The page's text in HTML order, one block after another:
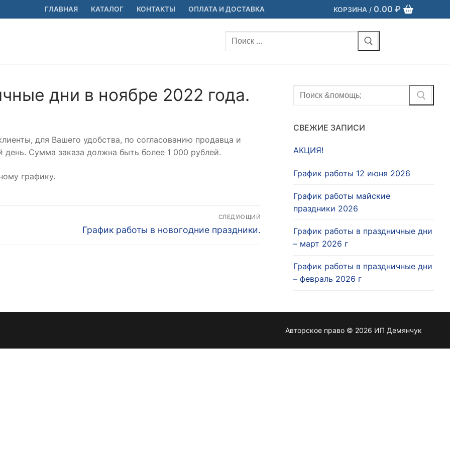
ГЛАВНАЯ КАТАЛОГ КОНТАКТЫ ОПЛАТА И ДОСТАВКА КОРЗИНА / 0.00 ₽
Найти:
дни в ноябре 2022 года.
для Вашего удобства, по согласованию продавца и
день. Сумма заказа должна быть более 1 000 рублей.
графику.
СЛЕДУЮЩИЙ
Следующая
График работы в новогодние праздники.
Найти:
СВЕЖИЕ ЗАПИСИ
АКЦИЯ!
График работы 12 июня 2026
График работы майские
праздники 2026
График работы в праздничные дни
– март 2026 г
График работы в праздничные дни
– февраль 2026 г
Авторское право © 2026 ИП Демянчук